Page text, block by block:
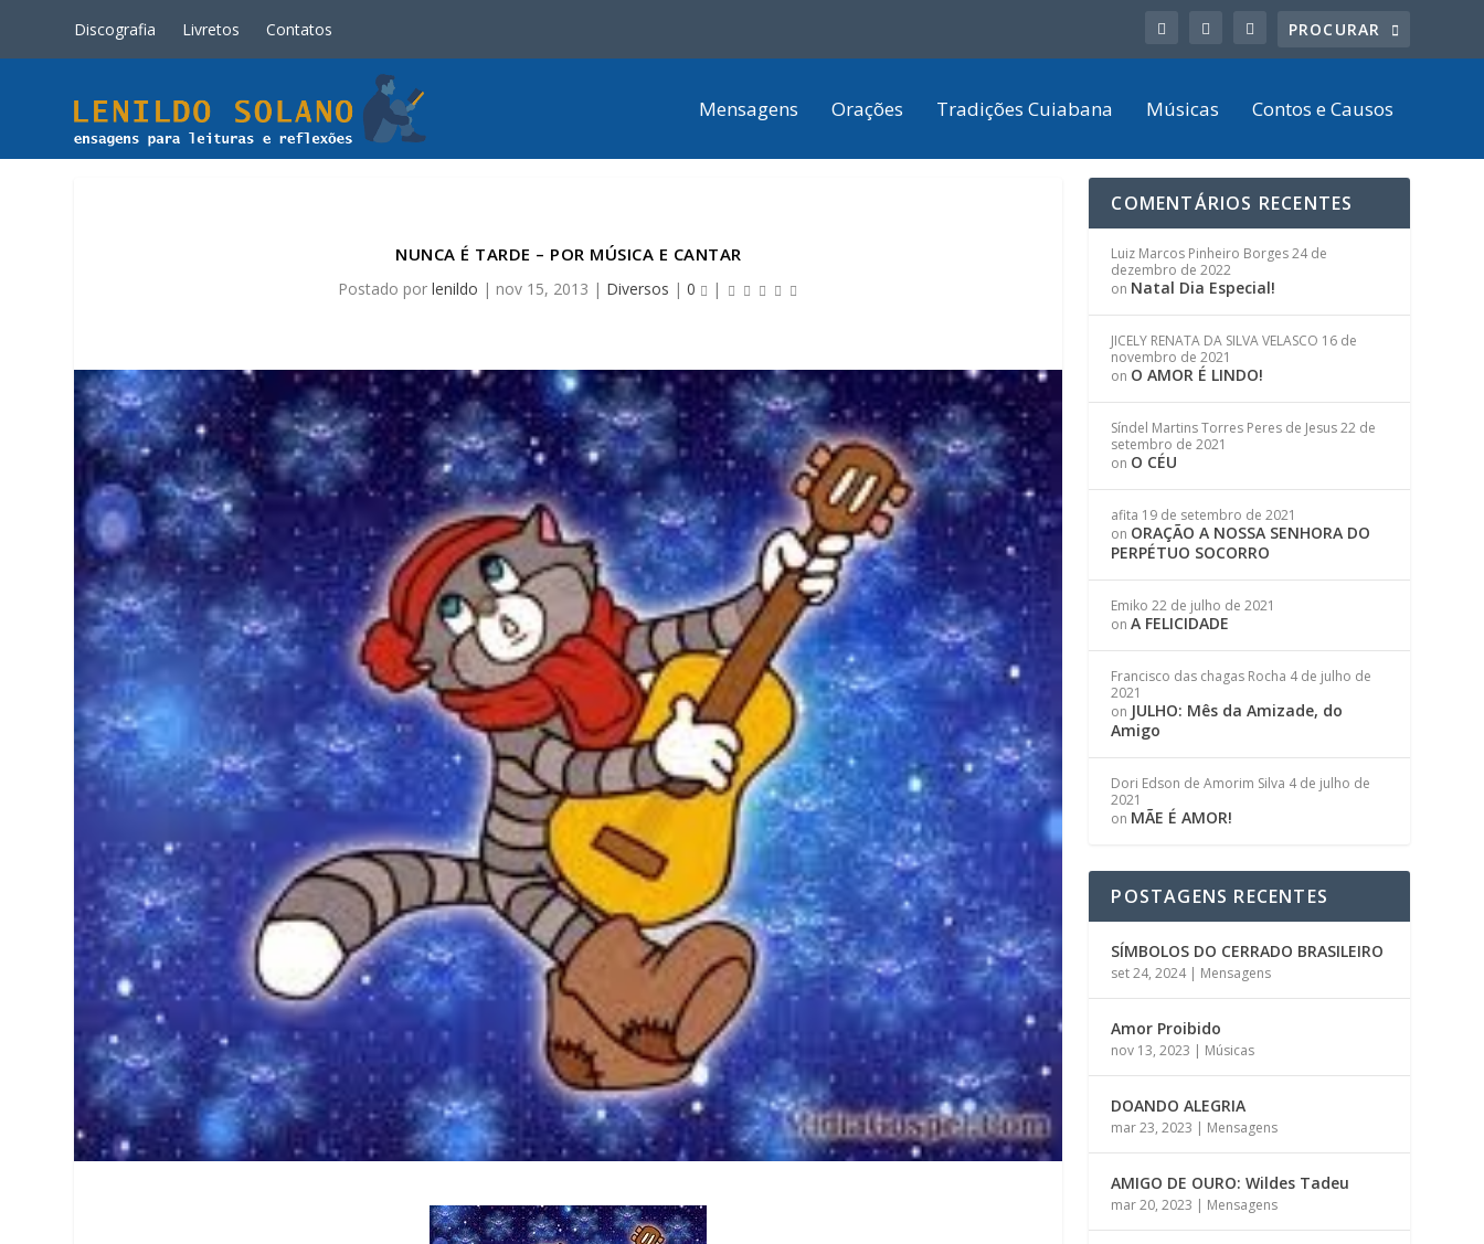
Discografia Livretos Contatos
Mensagens Orações Tradições Cuiabana Músicas Contos e Causos
NUNCA É TARDE – POR MÚSICA E CANTAR
Postado porlenildo | nov 15, 2013 | Diversos |0 |
COMENTÁRIOS RECENTES
Luiz Marcos Pinheiro Borges24 de
dezembro de 2022
on Natal Dia Especial!
JICELY RENATA DA SILVA VELASCO 16 de
novembro de 2021
on O AMOR É LINDO!
Síndel Martins Torres Peres de Jesus22 de
setembro de 2021
on O CÉU
afita 19 de setembro de 2021
on ORAÇÃO A NOSSA SENHORA DO
PERPÉTUO SOCORRO
Emiko 22 de julho de 2021
onA FELICIDADE
Francisco das chagas Rocha 4 de julho de
2021
on JULHO: Mês da Amizade, do
Amigo
Dori Edson de Amorim Silva 4 de julho de
2021
on MÃE É AMOR!
POSTAGENS RECENTES
SÍMBOLOS DO CERRADO BRASILEIRO
set 24, 2024| Mensagens
Amor Proibido
nov 13, 2023 | Músicas
DOANDO ALEGRIA
mar 23, 2023 | Mensagens
AMIGO DE OURO: Wildes Tadeu
mar 20, 2023 | Mensagens